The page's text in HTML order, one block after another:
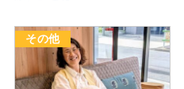
その他